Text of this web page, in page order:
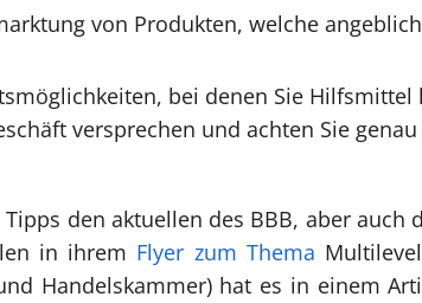
von Produkten, welche
bei denen Sie
versprechen und achten Sie
den aktuellen des BBB, aber auch
in ihrem Flyer zum Thema
Handelskammer) hat es in einem